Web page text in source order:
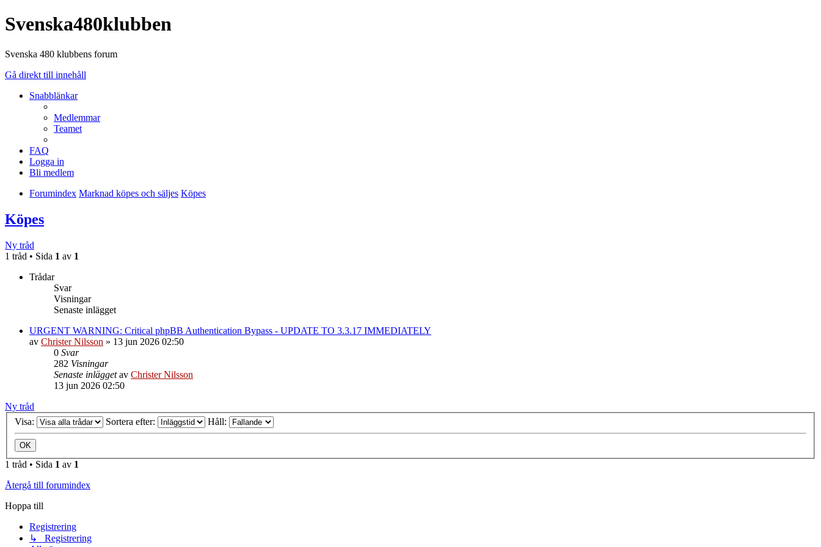
Svenska480klubben
Svenska 480 klubbens forum
Gå direkt till innehåll
Snabblänkar
Medlemmar
Teamet
FAQ
Logga in
Bli medlem
Forumindex Marknad köpes och säljes Köpes
Köpes
Ny tråd
1 tråd • Sida 1 av 1
Trådar
Svar
Visningar
Senaste inlägget
URGENT WARNING: Critical phpBB Authentication Bypass - UPDATE TO 3.3.17 IMMEDIATELY
av Christer Nilsson » 13 jun 2026 02:50
0 Svar
282 Visningar
Senaste inläggetav Christer Nilsson
13 jun 2026 02:50
Ny tråd
Visa:
Sortera efter: Håll:
1 tråd • Sida 1 av 1
Återgå till forumindex
Hoppa till
Registrering
↳ Registrering